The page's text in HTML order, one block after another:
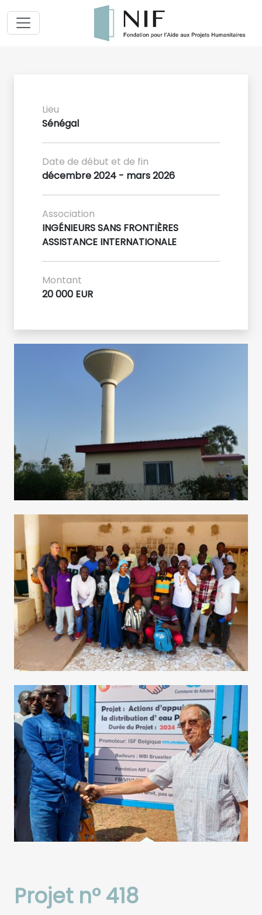
Lieu
Sénégal
Date de début et de fin
décembre 2024 - mars 2026
Association
INGÉNIEURS SANS FRONTIÈRES
ASSISTANCE INTERNATIONALE
Montant
20 000 EUR
Projet n° 418